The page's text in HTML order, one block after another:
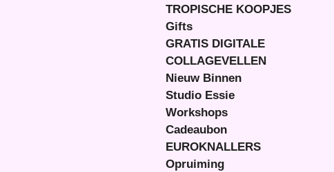
TROPISCHE KOOPJES
Gifts
GRATIS DIGITALE
COLLAGEVELLEN
Nieuw Binnen
Studio Essie
Workshops
Cadeaubon
EUROKNALLERS
Opruiming